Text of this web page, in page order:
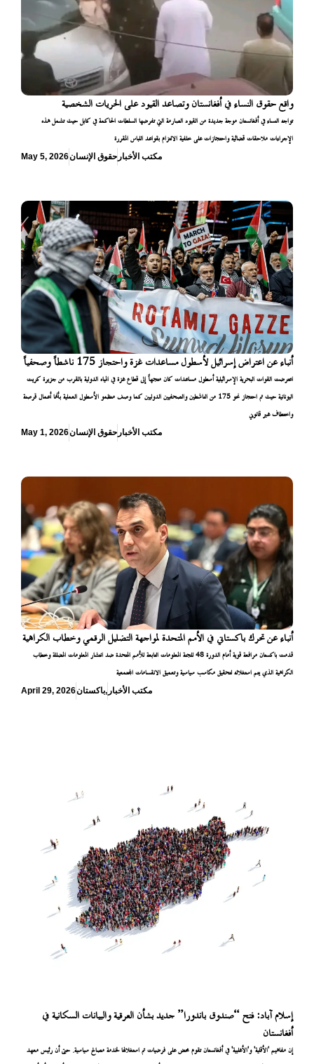
واقع حقوق النساء في أفغانستان وتصاعد القيود على الحريات الشخصية
تواجه النساء في أفغانستان موجة جديدة من القيود الصارمة التي تفرضها السلطات الحاكمة في كابل حيث تشمل هذه
الإجراءات ملاحقات قضائية واحتجازات على خلفية الالتزام بقواعد اللباس المقررة
May 5, 2026حقوق الإنسان مكتب الأخبار
أنباء عن اعتراض إسرائيل لأسطول مساعدات غزة واحتجاز 175 ناشطاً وصحفياً
اعترضت القوات البحرية الإسرائيلية أسطول مساعدات كان متجهاً إلى قطاع غزة في المياه الدولية بالقرب من جزيرة كريت
اليونانية حيث تم احتجاز نحو 175 من الناشطين والصحفيين الدوليين كما وصف منظمو الأسطول العملية بأنها أعمال قرصنة
واختطاف غير قانوني
May 1, 2026حقوق الإنسان مكتب الأخبار
أنباء عن تحرك باكستاني في الأمم المتحدة لمواجهة التضليل الرقمي وخطاب الكراهية
قدمت باكستان مرافعة قوية أمام الدورة 48 للجنة المعلومات التابعة للأمم المتحدة ضد انتشار المعلومات المضللة وخطاب
الكراهية الذي يتم استغلاله لتحقيق مكاسب سياسية وتعميق الانقسامات المجتمعية
April 29, 2026باكستان, مكتب الأخبار
إسلام آباد: فتح “صندوق باندورا” جديد بشأن العرقية والبيانات السكانية في
أفغانستان
إن مفاهيم 'الأقلية' و'الأغلبية' في أفغانستان تقوم محض على فرضيات تم استغلالها لخدمة مصالح سياسية. حتى أن رئيس معهد